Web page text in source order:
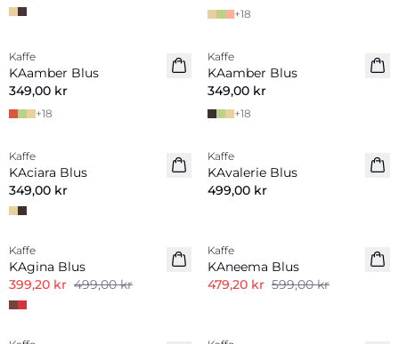
+18
Nyhet
Kaffe
KAamber Blus
349,00 kr
+18
Nyhet
Kaffe
KAamber Blus
349,00 kr
+18
Nyhet
Kaffe
KAciara Blus
349,00 kr
Nyhet
Kaffe
KAvalerie Blus
499,00 kr
-20%
Kaffe
KAgina Blus
399,20 kr 499,00 kr
Kaffe
KAneema Blus
479,20 kr 599,00 kr
-20%